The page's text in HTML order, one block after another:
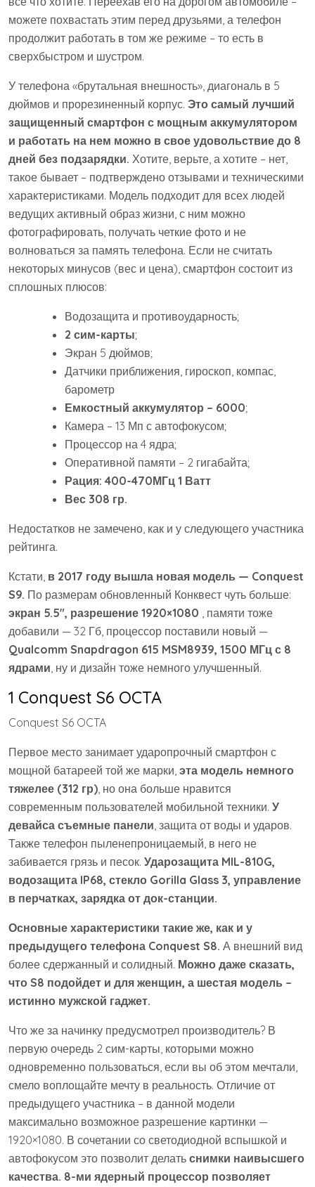
можете похвастать этим перед друзьями, а телефон
продолжит работать в том же режиме – то есть в
сверхбыстром и шустром.
У телефона «брутальная внешность», диагональ в 5
дюймов и прорезиненный корпус. Это самый лучший
защищенный смартфон с мощным аккумулятором
и работать на нем можно в свое удовольствие до 8
дней без подзарядки. Хотите, верьте, а хотите – нет,
такое бывает – подтверждено отзывами и техническими
характеристиками. Модель подходит для всех людей
ведущих активный образ жизни, с ним можно
фотографировать, получать четкие фото и не
волноваться за память телефона. Если не считать
некоторых минусов (вес и цена), смартфон состоит из
сплошных плюсов:
Водозащита и противоударность;
2 сим-карты;
Экран 5 дюймов;
Датчики приближения, гироскоп, компас,
барометр
Емкостный аккумулятор – 6000;
Камера – 13 Мп с автофокусом;
Процессор на 4 ядра;
Оперативной памяти – 2 гигабайта;
Рация: 400-470МГц 1 Ватт
Вес 308 гр.
Недостатков не замечено, как и у следующего участника
рейтинга.
Кстати, в 2017 году вышла новая модель — Conquest
S9. По размерам обновленный Конквест чуть больше:
экран 5.5″, разрешение 1920×1080 , памяти тоже
добавили — 32 Гб, процессор поставили новый —
Qualcomm Snapdragon 615 MSM8939, 1500 МГц с 8
ядрами, ну и дизайн тоже немного улучшенный.
1 Conquest S6 OCTA
Conquest S6 OCTA
Первое место занимает ударопрочный смартфон с
мощной батареей той же марки, эта модель немного
тяжелее (312 гр), но она больше нравится
современным пользователей мобильной техники. У
девайса съемные панели, защита от воды и ударов.
Также телефон пыленепроницаемый, в него не
забивается грязь и песок. Ударозащита MIL-810G,
водозащита IP68, стекло Gorilla Glass 3, управление
в перчатках, зарядка от док-станции.
Основные характеристики такие же, как и у
предыдущего телефона Conquest S8. А внешний вид
более сдержанный и солидный. Можно даже сказать,
что S8 подойдет и для женщин, а шестая модель –
истинно мужской гаджет.
Что же за начинку предусмотрел производитель? В
первую очередь 2 сим-карты, которыми можно
одновременно пользоваться, если вы об этом мечтали,
смело воплощайте мечту в реальность. Отличие от
предыдущего участника – в данной модели
максимально возможное разрешение картинки —
1920×1080. В сочетании со светодиодной вспышкой и
автофокусом это позволит делать снимки наивысшего
качества. 8-ми ядерный процессор позволяет